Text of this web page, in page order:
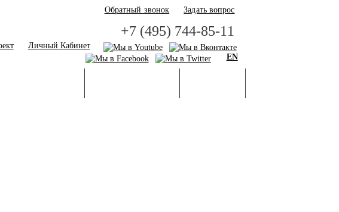
Обратный звонок Задать вопрос
+7 (495) 744-85-11
Личный Кабинет
EN